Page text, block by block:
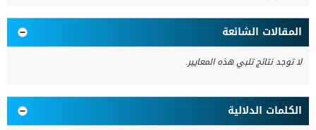
المقالات الشائعة
لا توجد نتائج تلبي هذه المعايير.
الكلمات الدلالية